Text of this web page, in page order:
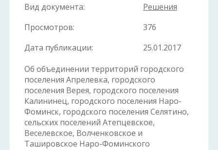
Вид документа:
Решения
Просмотров:
376
Дата публикации:
25.01.2017
Об объединении территорий городского
поселения Апрелевка, городского
поселения Верея, городского поселения
Калининец, городского поселения Наро-
Фоминск, городского поселения Селятино,
сельских поселений Атепцевское,
Веселевское, Волченковское и
Ташировское Наро-Фоминского